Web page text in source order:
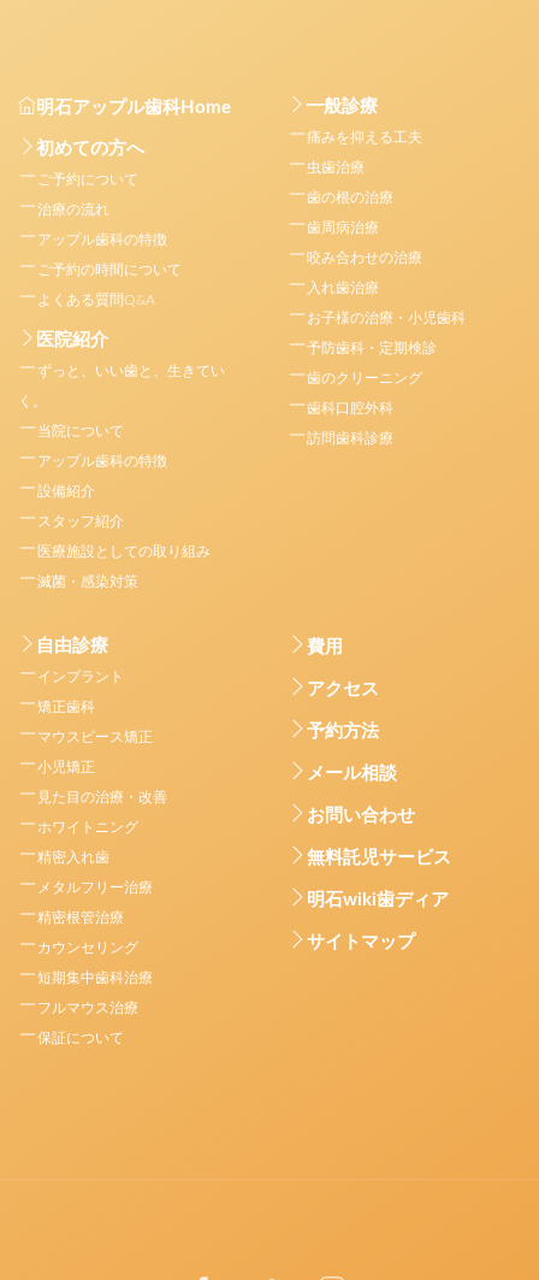
明石アップル歯科Home
初めての方へ
ご予約について
治療の流れ
アップル歯科の特徴
ご予約の時間について
よくある質問Q&A
医院紹介
ずっと、いい歯と、生きてい
く。
当院について
アップル歯科の特徴
設備紹介
スタッフ紹介
医療施設としての取り組み
滅菌・感染対策
一般診療
痛みを抑える工夫
虫歯治療
歯の根の治療
歯周病治療
咬み合わせの治療
入れ歯治療
お子様の治療・小児歯科
予防歯科・定期検診
歯のクリーニング
歯科口腔外科
訪問歯科診療
自由診療
インプラント
矯正歯科
マウスピース矯正
小児矯正
見た目の治療・改善
ホワイトニング
精密入れ歯
メタルフリー治療
精密根管治療
カウンセリング
短期集中歯科治療
フルマウス治療
保証について
費用
アクセス
予約方法
メール相談
お問い合わせ
無料託児サービス
明石wiki歯ディア
サイトマップ